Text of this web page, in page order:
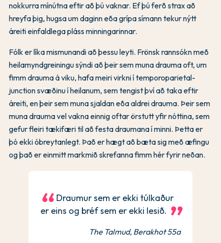
nokkurra mínútna eftir að þú vaknar. Ef þú ferð strax að
hreyfa þig, hugsa um daginn eða grípa símann tekur nýtt
áreiti einfaldlega pláss minningarinnar.
Fólk er líka mismunandi að þessu leyti. Frönsk rannsókn með
heilamyndgreiningu sýndi að þeir sem muna drauma oft, um
fimm drauma á viku, hafa meiri virkni í temporoparietal-
junction svæðinu í heilanum, sem tengist því að taka eftir
áreiti, en þeir sem muna sjaldan eða aldrei drauma. Þeir sem
muna drauma vel vakna einnig oftar örstutt yfir nóttina, sem
gefur fleiri tækifæri til að festa draumana í minni. Þetta er
þó ekki óbreytanlegt. Það er hægt að bæta sig með æfingu
og það er einmitt markmið skrefanna fimm hér fyrir neðan.
Draumur sem er ekki túlkaður
er eins og bréf sem er ekki lesið.
The Talmud, Berakhot 55a